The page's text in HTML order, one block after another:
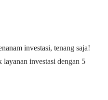
investasi, tenang saja!
investasi dengan 5